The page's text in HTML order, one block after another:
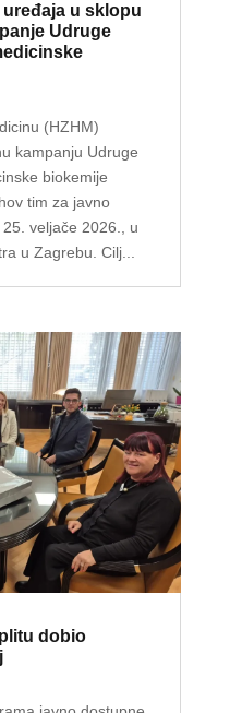
uređaja u sklopu
Udruge
(HZHM)
kampanju Udruge
biokemije
tim za javno
veljače 2026., u
u Zagrebu. Cilj...
dobio